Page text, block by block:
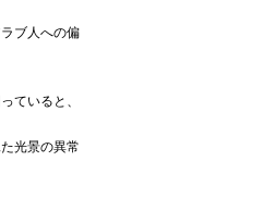
ブ人への偏
ていると、
光景の異常